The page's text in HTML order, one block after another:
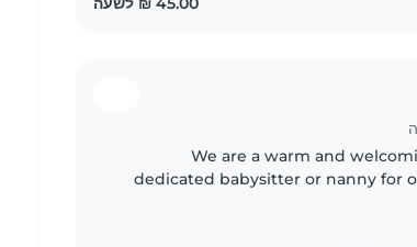
We are a warm and
dedicated babysitter or nanny for